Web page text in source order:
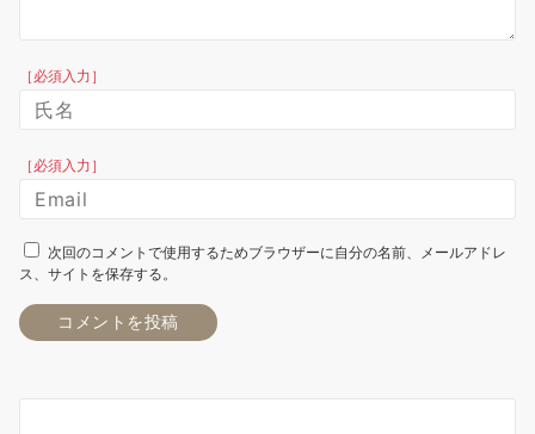
［必須入力］
［必須入力］
次回のコメントで使用するためブラウザーに自分の名前、メールアドレ
ス、サイトを保存する。